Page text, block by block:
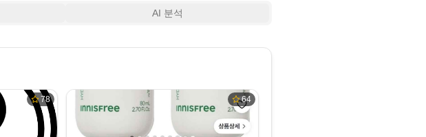
AI 분석
78 64